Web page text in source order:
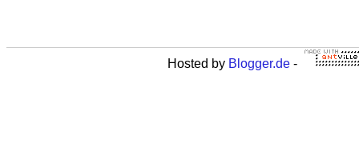
Hosted by Blogger.de-